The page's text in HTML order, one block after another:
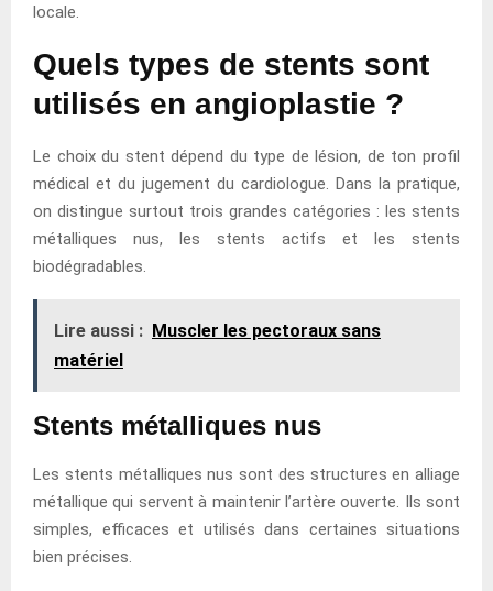
locale.
Quels types de stents sont
utilisés en angioplastie ?
Le choix du stent dépend du type de lésion, de ton profil
médical et du jugement du cardiologue. Dans la pratique,
on distingue surtout trois grandes catégories : les stents
métalliques nus, les stents actifs et les stents
biodégradables.
Lire aussi : Muscler les pectoraux sans
matériel
Stents métalliques nus
Les stents métalliques nus sont des structures en alliage
métallique qui servent à maintenir l’artère ouverte. Ils sont
simples, efficaces et utilisés dans certaines situations
bien précises.